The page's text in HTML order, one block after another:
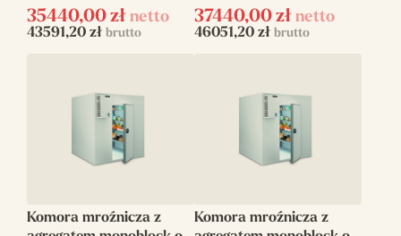
35440,00 zł netto
43591,20 zł brutto
37440,00 zł netto
46051,20 zł brutto
Komora mroźnicza z
Komora mroźnicza z